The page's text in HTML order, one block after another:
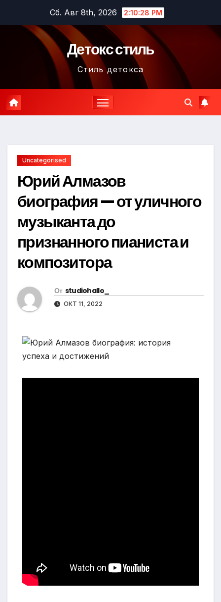
содержимому
Сб. Авг 8th, 2026 2:10:29 PM
Детокс стиль
Стиль детокса
Uncategorised
Юрий Алмазов
биография — от уличного
музыканта до
признанного пианиста и
композитора
От studiohallo_
ОКТ 11, 2022